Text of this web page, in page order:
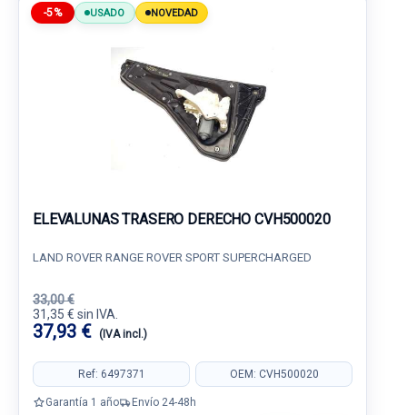
-5% USADO NOVEDAD
ELEVALUNAS TRASERO DERECHO CVH500020
LAND ROVER RANGE ROVER SPORT SUPERCHARGED
33,00 €
31,35 € sin IVA.
37,93 € (IVA incl.)
Ref: 6497371 OEM: CVH500020
Garantía 1 año Envío 24-48h